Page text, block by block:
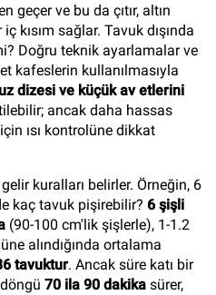
geçer ve bu da çıtır, altın
kısım sağlar. Tavuk dışında
Doğru teknik ayarlamalar ve
kafeslerin kullanılmasıyla
dizesi ve küçük av etlerini
ancak daha hassas
ısı kontrolüne dikkat
kuralları belirler. Örneğin, 6
kaç tavuk pişirebilir? 6 şişli
(90-100 cm'lik şişlerle), 1-1.2
alındığında ortalama
tavuktur. Ancak süre katı bir
70 ila 90 dakika sürer,